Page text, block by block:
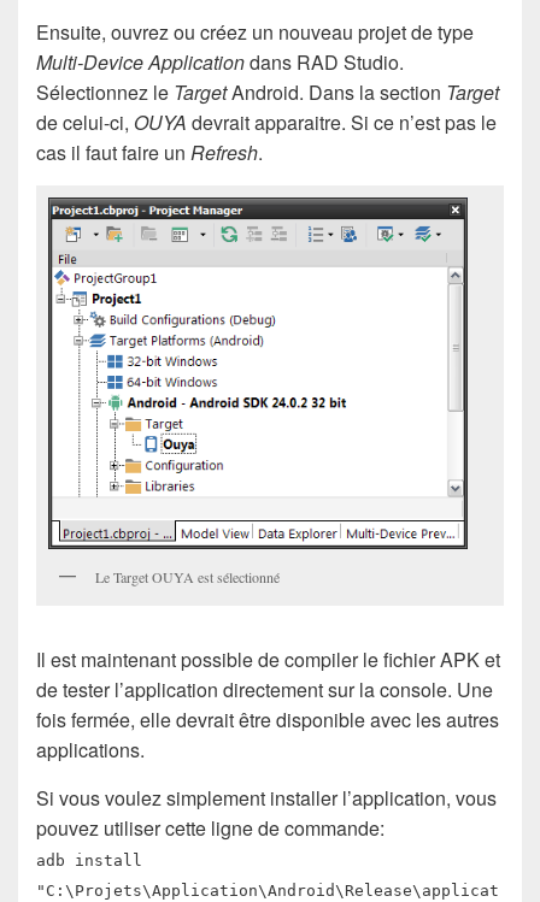
Ensuite, ouvrez ou créez un nouveau projet de type
Multi-Device Applicationdans RAD Studio.
Sélectionnez le TargetAndroid. Dans la section Target
de celui-ci, OUYA devrait apparaitre. Si ce n’est pas le
cas il faut faire un Refresh.
Le Target OUYA est sélectionné
Il est maintenant possible de compiler le fichier APK et
de tester l’application directement sur la console. Une
fois fermée, elle devrait être disponible avec les autres
applications.
Si vous voulez simplement installer l’application, vous
pouvez utiliser cette ligne de commande:
adb install
"C:\Projets\Application\Android\Release\applicat